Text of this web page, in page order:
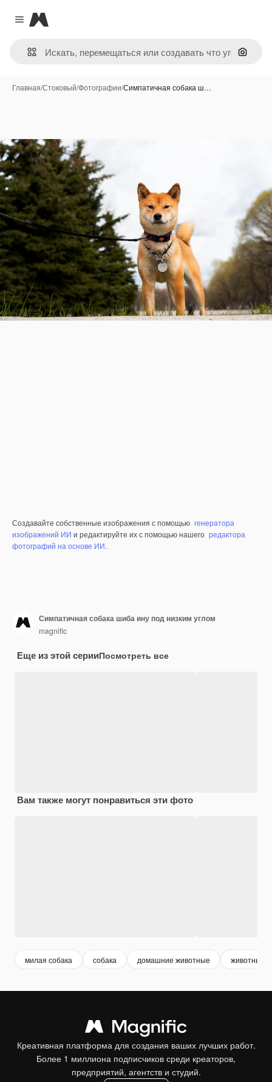
Close menu
Magnific
Поиск
Главная/Стоковый/Фотографии/Симпатичная собака ш…
Создавайте собственные изображения с помощью генератора
изображений ИИ и редактируйте их с помощью нашего редактора
фотографий на основе ИИ.
Симпатичная собака шиба ину под низким углом
magnific
Еще из этой серииПосмотреть все
Вам также могут понравиться эти фото
милая собака собака домашние животные животные
Креативная платформа для создания ваших лучших работ.
Более 1 миллиона подписчиков среди креаторов,
предприятий, агентств и студий.